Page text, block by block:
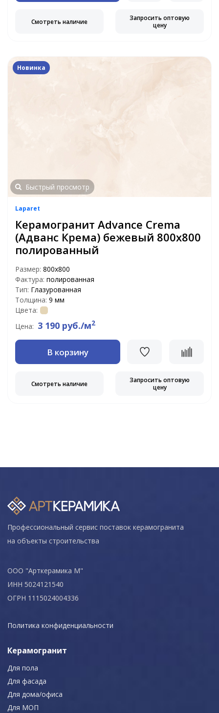
Смотреть наличие
Запросить оптовую
цену
Новинка
Быстрый просмотр
Laparet
Керамогранит Advance Crema
(Адванс Крема) бежевый 800х800
полированный
Размер: 800x800
Фактура: полированная
Тип: Глазурованная
Толщина: 9 мм
Цвета:
Цена: 3 190 руб./м2
В корзину
Смотреть наличие
Запросить оптовую
цену
Профессиональный сервис поставок керамогранита
на объекты строительства
ООО "Арткерамика М"
ИНН 5024121540
ОГРН 1115024004336
Политика конфиденциальности
Керамогранит
Для пола
Для фасада
Для дома/офиса
Для МОП